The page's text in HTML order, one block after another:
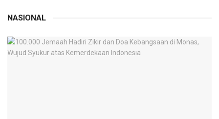
NASIONAL